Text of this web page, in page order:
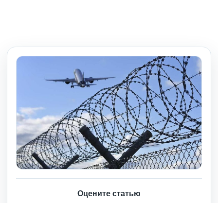
Оцените статью